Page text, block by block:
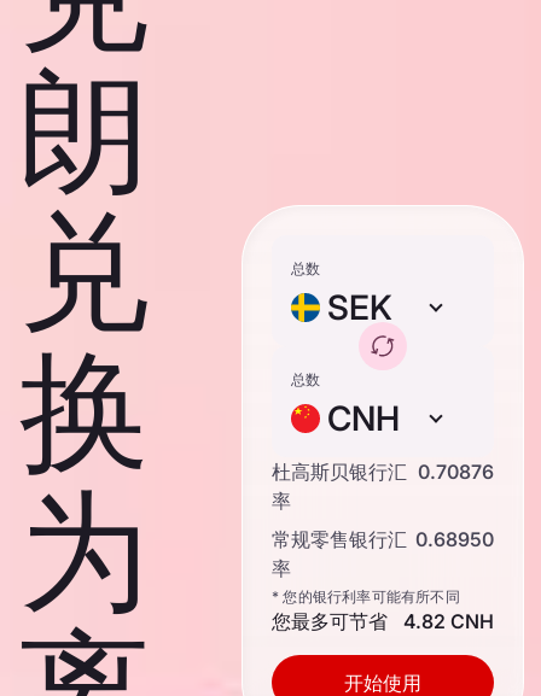
朗
兑
换
为
总数
SEK
总数
CNH
杜高斯贝银行汇
率
0.70876
常规零售银行汇
率
0.68950
* 您的银行利率可能有所不同
您最多可节省 4.82 CNH
开始使用